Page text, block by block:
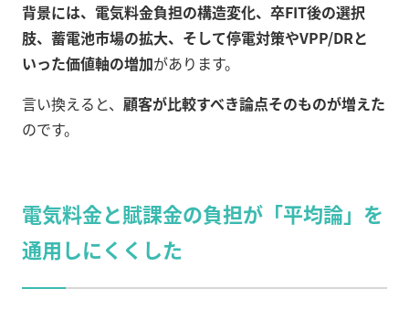
背景には、電気料金負担の構造変化、卒FIT後の選択
肢、蓄電池市場の拡大、そして停電対策やVPP/DRと
いった価値軸の増加があります。
言い換えると、 顧客が比較すべき論点そのものが増えた
のです。
電気料金と賦課金の負担が「平均論」を
通用しにくくした